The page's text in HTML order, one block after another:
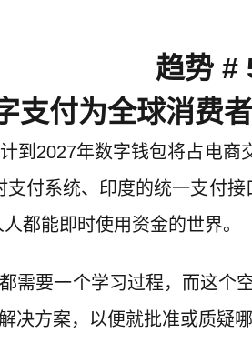
趋势 #
支付为全球消费
到2027年数字钱包将占电
支付系统、印度的统一支付
都能即时使用资金的世界。
需要一个学习过程，而这个
决方案，以便就批准或质疑